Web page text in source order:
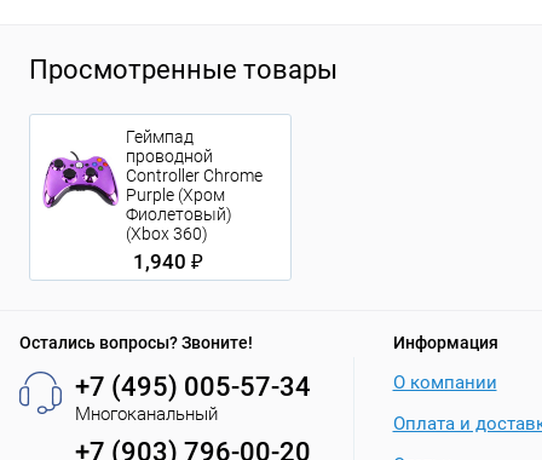
Просмотренные товары
Геймпад
проводной
Controller Chrome
Purple (Хром
Фиолетовый)
(Xbox 360)
1,940 ₽
Остались вопросы? Звоните!
+7 (495) 005-57-34
Многоканальный
+7 (903) 796-00-20
Информация
О компании
Оплата и